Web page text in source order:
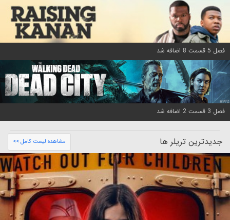
فصل 5 قسمت 8 اضافه شد
فصل 3 قسمت 2 اضافه شد
جدیدترین تریلر ها مشاهده لیست کامل >>